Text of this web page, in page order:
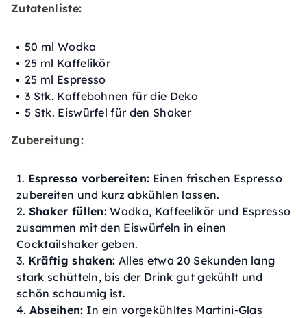
Zutatenliste:
50 ml Wodka
25 ml Kaffelikör
25 ml Espresso
3 Stk. Kaffebohnen für die Deko
5 Stk. Eiswürfel für den Shaker
Zubereitung:
Espresso vorbereiten: Einen frischen Espresso
zubereiten und kurz abkühlen lassen.
Shaker füllen: Wodka, Kaffeelikör und Espresso
zusammen mit den Eiswürfeln in einen
Cocktailshaker geben.
Kräftig shaken: Alles etwa 20 Sekunden lang
stark schütteln, bis der Drink gut gekühlt und
schön schaumig ist.
Abseihen: In ein vorgekühltes Martini-Glas